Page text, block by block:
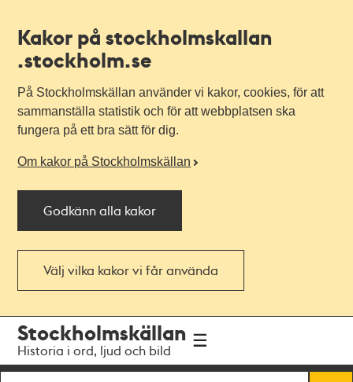
Kakor på stockholmskallan
.stockholm.se
På Stockholmskällan använder vi kakor, cookies, för att
sammanställa statistik och för att webbplatsen ska
fungera på ett bra sätt för dig.
Om kakor på Stockholmskällan
Godkänn alla kakor
Välj vilka kakor vi får använda
navigationen
huvudinnehållet
Stockholmskällan
Historia i ord, ljud och bild